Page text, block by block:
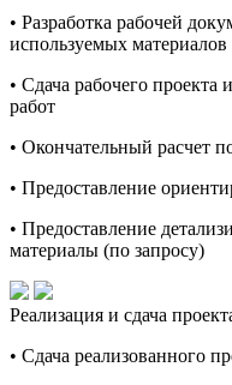
• Разработка рабочей
используемых материалов
• Сдача рабочего
работ
• Окончательный расчет
• Предоставление
• Предоставление
материалы (по запросу)
Реализация и сдача
• Сдача реализованного